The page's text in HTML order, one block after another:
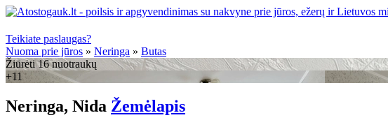
Teikiate paslaugas?
Nuoma prie jūros » Neringa » Butas
Žiūrėti 16 nuotraukų
+11
Neringa, Nida Žemėlapis